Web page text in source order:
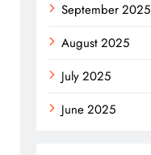
September 2025
August 2025
July 2025
June 2025